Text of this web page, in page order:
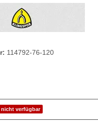
114792-76-120
nicht verfügbar